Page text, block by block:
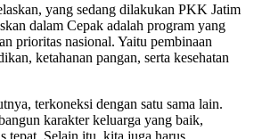
yang sedang dilakukan PKK Jatim
dalam Cepak adalah program yang
prioritas nasional. Yaitu pembinaan
ketahanan pangan, serta kesehatan
terkoneksi dengan satu sama lain.
karakter keluarga yang baik,
tepat. Selain itu, kita juga harus